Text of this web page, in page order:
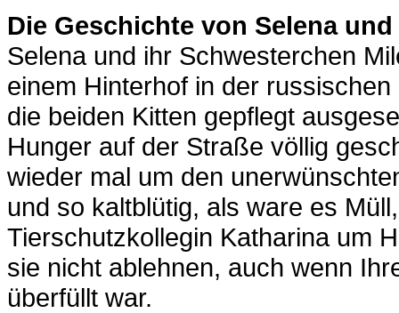
Die Geschichte von Selena
Selena und ihr Schwesterchen
einem Hinterhof in der
die beiden Kitten gepflegt
Hunger auf der Straße völlig
wieder mal um den
und so kaltblütig, als ware es
Tierschutzkollegin Katharina um
sie nicht ablehnen, auch wenn
überfüllt war.